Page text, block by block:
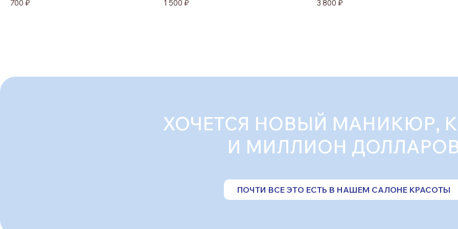
1 500 ₽
3 800 ₽
700 ₽
ХОЧЕТСЯ НОВЫЙ МАНИКЮР,
И МИЛЛИОН
ПОЧТИ ВСЕ ЭТО ЕСТЬ В НАШЕМ САЛОНЕ КРАСОТЫ